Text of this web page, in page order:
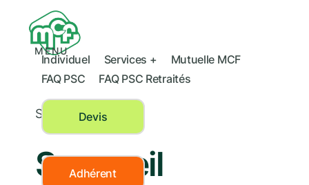
MENU
Individuel Services +
Mutuelle MCF
FAQ PSC
FAQ PSC Retraités
Devis
Adhérent
Sommeil
Sommeil